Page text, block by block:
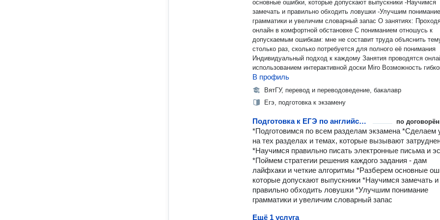
основные ошибки, которые допускают выпускники -Научимся
замечать и правильно обходить ловушки -Улучшим понимание
грамматики и увеличим словарный запас О занятиях: Проходят
онлайн в комфортной обстановке С пониманием отношусь к
допускаемым ошибкам: мне не составит труда объяснить
столько раз, сколько потребуется для полного её понимания
Индивидуальный подход к каждому Занятия проводятся
использованием интерактивной доски Miro Возможность гибкого
расписания Обо мне: дипломированный лингвист -ВятГУ «Перевод
и переводоведение» (2022) -НГЛУ им. Добролюбова «Английский
язык в международном бизнес сотрудничестве» (2025) -
авторский курс Светланы Рудкевич «Подготовка к ЕГЭ по
занятие, где мы: - познакомимся и обсудим личные цели
(баллы, сроки) -проведем диагностику уровня и определим
места -обсудим основные страхи и переживания -обговорим
расписание С радостью отвечу на дополнительные вопросы!
В профиль
ВятГУ, перевод и переводоведение, бакалавр
Егэ, подготовка к экзамену
Подготовка к ЕГЭ по английскому языку по
*Подготовимся по всем разделам экзамена *Сделаем
на тех разделах и темах, которые вызывают
*Научимся правильно писать электронные письма и
*Поймем стратегии решения каждого задания - дам
лайфхаки и четкие алгоритмы *Разберем основные
которые допускают выпускники *Научимся замечать и
правильно обходить ловушки *Улучшим понимание
грамматики и увеличим словарный запас
Ещё 1 услуга